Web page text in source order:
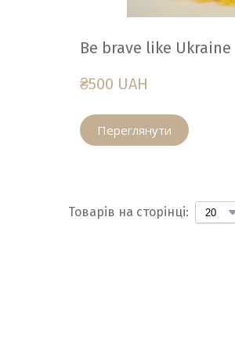
Be brave like Ukraine
₴500 UAH
Переглянути
Товарів на сторінці: